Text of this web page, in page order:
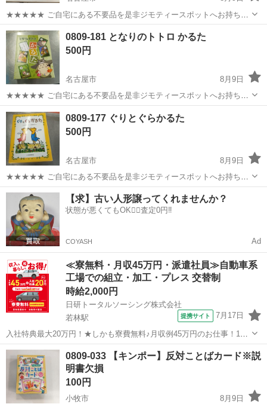
★★★★★ ご自宅にある不要品を是非ジモティースポットへお持ち込
みしませんか？ 家電、趣味・スポーツ・レジャー用品、こども用品、
衣料服飾品、生活雑貨、家具、本、CD・DVDなどが無料でまとめて持
ち込めます！ ※詳細はこ...
愛知 名古屋市 カードゲーム 百人一首
0809-181 となりのトトロ かるた
500円
名古屋市
8月9日
★★★★★ ご自宅にある不要品を是非ジモティースポットへお持ち込
みしませんか？ 家電、趣味・スポーツ・レジャー用品、こども用品、
衣料服飾品、生活雑貨、家具、本、CD・DVDなどが無料でまとめて持
ち込めます！ ※詳細はこ...
愛知 名古屋市 カードゲーム となりのトトロ
0809-177 ぐりとぐらかるた
500円
名古屋市
8月9日
★★★★★ ご自宅にある不要品を是非ジモティースポットへお持ち込
みしませんか？ 家電、趣味・スポーツ・レジャー用品、こども用品、
衣料服飾品、生活雑貨、家具、本、CD・DVDなどが無料でまとめて持
ち込めます！ ※詳細はこ...
愛知 名古屋市 カードゲーム ぐりとぐら
【求】古い人形譲ってくれませんか？
状態が悪くてもOK🙆‍♀️査定0円‼️
COYASH Ad
≪寮無料・月収45万円・派遣社員≫自動車系
工場での組立・加工・プレス 交替制
時給2,000円
日研トータルソーシング株式会社
若林駅
提携サイト 7月17日
入社特典最大20万円！★しかも寮費無料♪月収例45万円のお仕事！1年
目で年収560万円も可能！あなたの手で自動車をつくりませんか？ お
仕事について トヨタ車体各工場でのミニバン・SUV新車製造に関わる
諸作業。 【プレス】巨...
愛知 豊田市 若林駅 その他
0809-033 【キンポー】反対ことばカード※説
明書欠損
100円
小牧市
8月9日